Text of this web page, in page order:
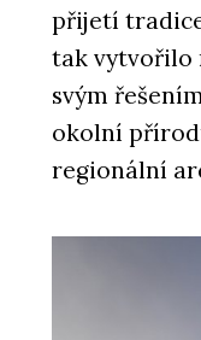
přijetí
tak vytvořilo
svým
okolní
regionální